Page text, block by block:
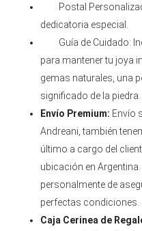
Postal
dedicatoria especial.
Guía de Cuidado:
para mantener tu joya
gemas naturales, una
significado de la piedra.
Envío Premium: Envío
Andreani, también
último a cargo del
ubicación en
personalmente de
perfectas condiciones.
Caja Cerinea de